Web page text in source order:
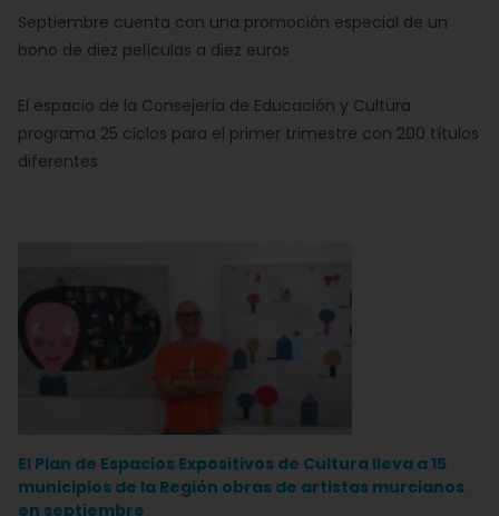
Septiembre cuenta con una promoción especial de un
bono de diez películas a diez euros
El espacio de la Consejería de Educación y Cultura
programa 25 ciclos para el primer trimestre con 200 títulos
diferentes
El Plan de Espacios Expositivos de Cultura lleva a 15
municipios de la Región obras de artistas murcianos
en septiembre